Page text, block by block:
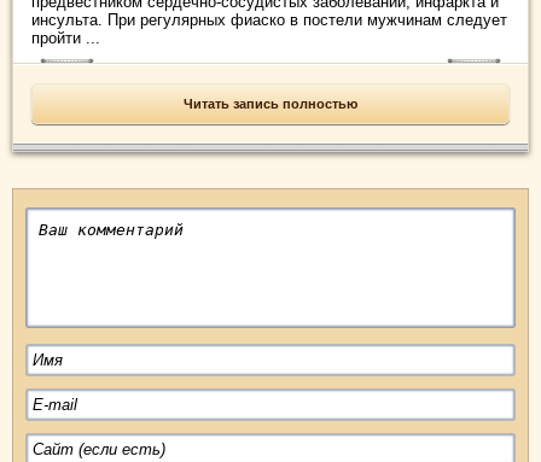
инсульта. При регулярных фиаско в постели мужчинам следует
пройти ...
Читать запись полностью